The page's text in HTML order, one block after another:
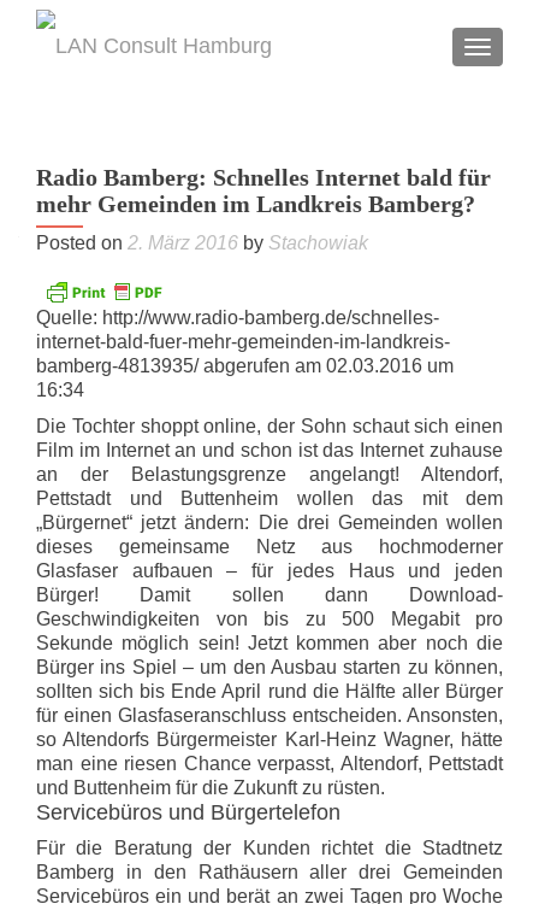
Radio Bamberg: Schnelles Internet bald für
mehr Gemeinden im Landkreis Bamberg?
Posted on 2. März 2016 by Stachowiak
Quelle: http://www.radio-bamberg.de/schnelles-
internet-bald-fuer-mehr-gemeinden-im-landkreis-
bamberg-4813935/ abgerufen am 02.03.2016 um
16:34
Die Tochter shoppt online, der Sohn schaut sich einen
Film im Internet an und schon ist das Internet zuhause
an der Belastungsgrenze angelangt! Altendorf,
Pettstadt und Buttenheim wollen das mit dem
„Bürgernet“ jetzt ändern: Die drei Gemeinden wollen
dieses gemeinsame Netz aus hochmoderner
Glasfaser aufbauen – für jedes Haus und jeden
Bürger! Damit sollen dann Download-
Geschwindigkeiten von bis zu 500 Megabit pro
Sekunde möglich sein! Jetzt kommen aber noch die
Bürger ins Spiel – um den Ausbau starten zu können,
sollten sich bis Ende April rund die Hälfte aller Bürger
für einen Glasfaseranschluss entscheiden. Ansonsten,
so Altendorfs Bürgermeister Karl-Heinz Wagner, hätte
man eine riesen Chance verpasst, Altendorf, Pettstadt
und Buttenheim für die Zukunft zu rüsten.
Servicebüros und Bürgertelefon
Für die Beratung der Kunden richtet die Stadtnetz
Bamberg in den Rathäusern aller drei Gemeinden
Servicebüros ein und berät an zwei Tagen pro Woche